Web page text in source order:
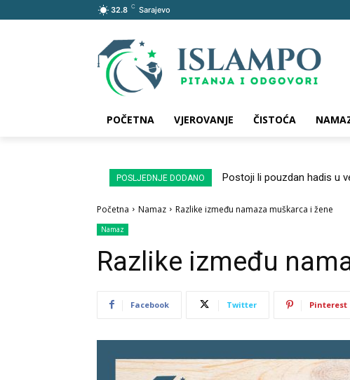
32.8 C Sarajevo
POČETNA VJEROVANJE ČISTOĆA
POSLJEDNJE DODANO Postoji li pouzdan hadis u
Početna Namaz Razlike između namaza muškarca i žene
Namaz
Razlike između
Facebook Twitter Pinterest